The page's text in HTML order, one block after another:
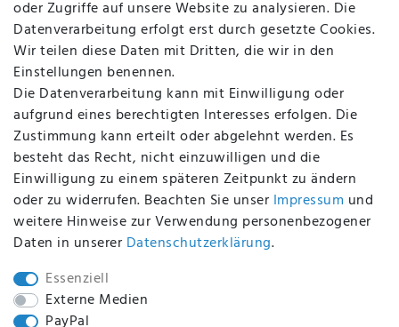
Batterieentsorgung
Altölverordnung
Impressum
BEQUEM UND SICHER BEZAHLEN MIT
BEI UNS SIND SIE SICHER!
oder Zugriffe auf unsere Website zu analysieren. Die
Datenverarbeitung erfolgt erst durch gesetzte Cookies.
Wir teilen diese Daten mit Dritten, die wir in den
Einstellungen benennen.
Die Datenverarbeitung kann mit Einwilligung oder
aufgrund eines berechtigten Interesses erfolgen. Die
Zustimmung kann erteilt oder abgelehnt werden. Es
besteht das Recht, nicht einzuwilligen und die
Einwilligung zu einem späteren Zeitpunkt zu ändern
oder zu widerrufen. Beachten Sie unser Impressum und
weitere Hinweise zur Verwendung personenbezogener
Daten in unserer Daten­schutz­erklärung.
Essenziell
Externe Medien
PayPal